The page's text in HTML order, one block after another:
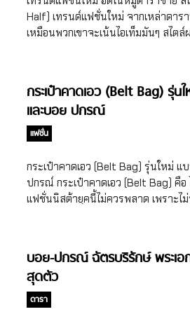
Half) เทรนด์แฟชั่นใหม่ จากเหล่าดา
เหมือนพวกเขาจะเน้นไอเท็มมันๆ สไ
เพื่อน คณิน ชอบประดิถ รวมถึง บอย ป
ว่าหนุ่มๆ ยุคใหม่เขาไม่กลัวแฟชั่นแรงๆกั
หลายๆแบรนด์ที่พร้อมใจกันออกแบบเสื้
ประสงค์ก็เพื่อลดความจำเจ ช่วยเพิ่มคว
ลุค ใครใจถึงพอรับรองดูคูลและทันสมัย
อายนบุตร ต่อ ธนภพ ลีรัตนขจร นิว ฐิติ
คณิน ชอบประดิถ บอย ปกรณ์ ฉัตรบริ
สำหรับคนอยากสนุกกับเทรนด์แฟชั่นส
กระเป๋าคาดเอว (Belt Bag) รุ่น
และบอย ปกรณ์
แฟชั่น
กระเป๋าคาดเอว (Belt Bag) รุ่นใหม่
ปกรณ์ กระเป๋าคาดเอว (Belt Bag) คือ
แฟชั่นนิสต้ายุคนี้ไม่ควรพลาด เพราะไ
สไตล์ชิคๆกันทั้งนั้น ซึ่งกระเป๋าคาดเอว
เลือกหลากหลายขึ้นมาก ตั้งแต่กระเป๋
หนักเบาในสีสันและลายแซ่บๆ จนถึงกร
พร้อมดีเทลการตกแต่งวัสดุแกลมๆ และ
บอย-ปกรณ์ ฉัตรบริรักษ์ พระเอ
สุดตัว
ดารา